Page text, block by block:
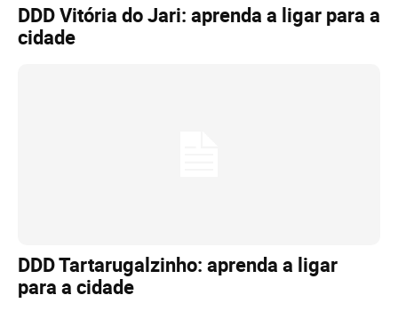
DDD Vitória do Jari: aprenda a ligar para a
cidade
DDD Tartarugalzinho: aprenda a ligar
para a cidade